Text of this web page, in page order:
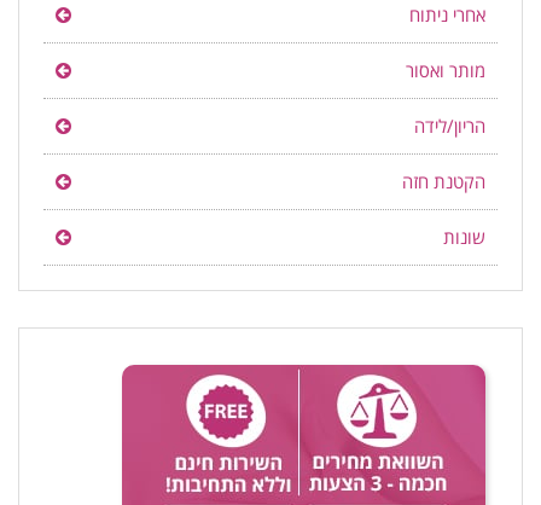
אחרי ניתוח
מותר ואסור
הריון/לידה
הקטנת חזה
שונות